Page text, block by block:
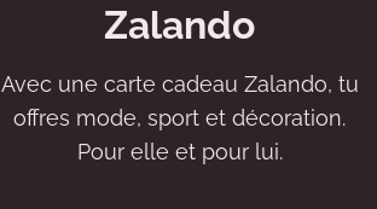
Zalando
Avec une carte cadeau Zalando, tu
offres mode, sport et décoration.
Pour elle et pour lui.